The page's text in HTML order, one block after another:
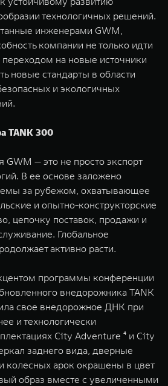
технологичных решений.
инженерами GWM,
компании не только идти
на новые источники
новые стандарты в области
и экологичных
TANK 300
GWM — это не просто экспорт
В ее основе заложено
за рубежом, охватывающее
и опытно-конструкторские
цепочку поставок, продажи и
Глобальное
активно расти.
программы конференции
внедорожника TANK
свое внедорожное ДНК при
и технологически
City Adventure ⁴ и City
заднего вида, дверные
колесных арок окрашены в цвет
образ вместе с увеличенными